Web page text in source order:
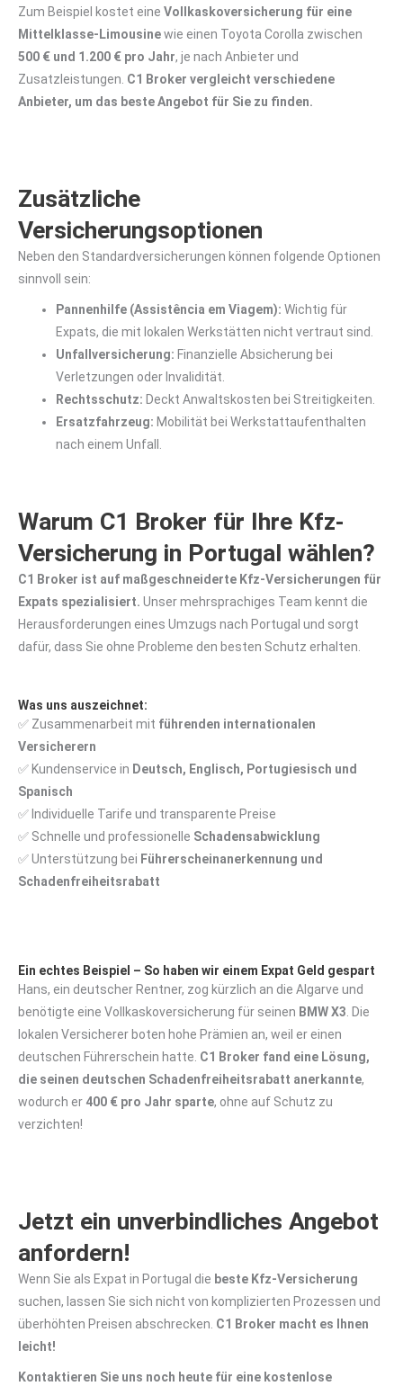
Zum Beispiel kostet eine Vollkaskoversicherung für eine
Mittelklasse-Limousinewie einen Toyota Corolla zwischen
500 € und 1.200 € pro Jahr, je nach Anbieter und
Zusatzleistungen. C1 Broker vergleicht verschiedene
Anbieter, um das beste Angebot für Sie zu finden.
Zusätzliche
Versicherungsoptionen
Neben den Standardversicherungen können folgende Optionen
sinnvoll sein:
Pannenhilfe (Assistência em Viagem): Wichtig für
Expats, die mit lokalen Werkstätten nicht vertraut sind.
Unfallversicherung: Finanzielle Absicherung bei
Verletzungen oder Invalidität.
Rechtsschutz: Deckt Anwaltskosten bei Streitigkeiten.
Ersatzfahrzeug: Mobilität bei Werkstattaufenthalten
nach einem Unfall.
Warum C1 Broker für Ihre Kfz-
Versicherung in Portugal wählen?
C1 Broker ist auf maßgeschneiderte Kfz-Versicherungen für
Expats spezialisiert. Unser mehrsprachiges Team kennt die
Herausforderungen eines Umzugs nach Portugal und sorgt
dafür, dass Sie ohne Probleme den besten Schutz erhalten.
Was uns auszeichnet:
✅ Zusammenarbeit mit führenden internationalen
Versicherern
✅ Kundenservice in Deutsch, Englisch, Portugiesisch und
Spanisch
✅ Individuelle Tarife und transparente Preise
✅ Schnelle und professionelle Schadensabwicklung
✅ Unterstützung bei Führerscheinanerkennung und
Schadenfreiheitsrabatt
Ein echtes Beispiel – So haben wir einem Expat Geld gespart
Hans, ein deutscher Rentner, zog kürzlich an die Algarve und
benötigte eine Vollkaskoversicherung für seinen BMW X3 . Die
lokalen Versicherer boten hohe Prämien an, weil er einen
deutschen Führerschein hatte. C1 Broker fand eine Lösung,
die seinen deutschen Schadenfreiheitsrabatt anerkannte,
wodurch er 400 € pro Jahr sparte, ohne auf Schutz zu
verzichten!
Jetzt ein unverbindliches Angebot
anfordern!
Wenn Sie als Expat in Portugal die beste Kfz-Versicherung
suchen, lassen Sie sich nicht von komplizierten Prozessen und
überhöhten Preisen abschrecken. C1 Broker macht es Ihnen
leicht!
Kontaktieren Sie uns noch heute für eine kostenlose